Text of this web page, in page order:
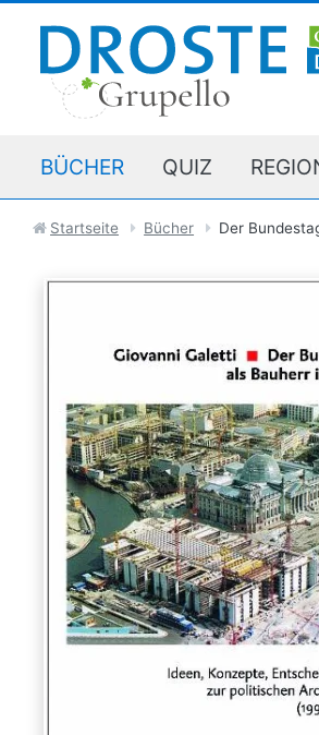
BÜCHER QUIZ
Startseite Bücher Der